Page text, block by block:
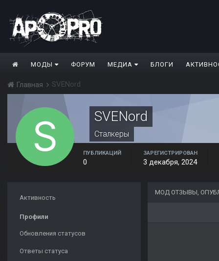
МОДЫ ФОРУМ МЕДИА БЛОГИ
Главная SVENord
SVENord
Сталкеры
ПУБЛИКАЦИЙ
0
ЗАРЕГИСТРИРОВАН
3 декабря, 2024
Активность
Профили
Обновления статусов
Ответы статуса
МОД ОТЗЫВЫ,